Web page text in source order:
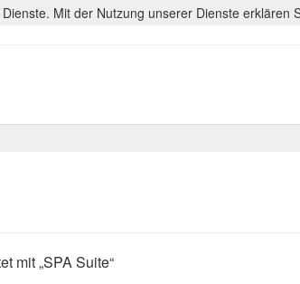
mit „SPA Suite“
Mit der Nutzung unserer Dienste erklären